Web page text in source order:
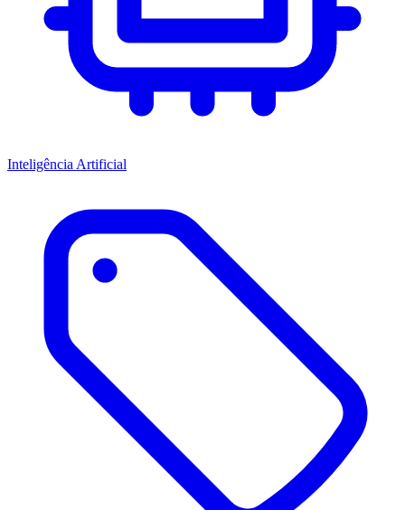
Inteligência Artificial